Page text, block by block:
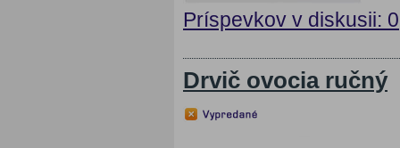
Príspevkov v diskusii: 0
Drvič ovocia ručný